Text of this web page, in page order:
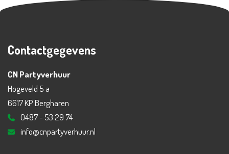
Contactgegevens
CN Partyverhuur
Hogeveld 5 a
6617 KP Bergharen
0487 - 53 29 74
info@cnpartyverhuur.nl